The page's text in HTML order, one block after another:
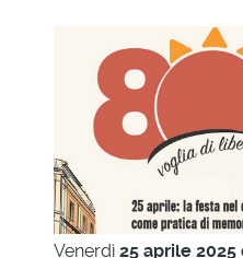
Venerdì 25 aprile 2025